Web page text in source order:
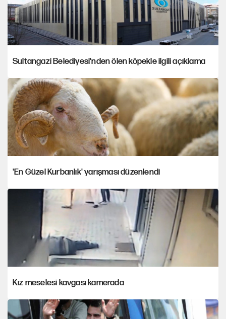
Sultangazi Belediyesi'nden ölen köpekle ilgili açıklama
'En Güzel Kurbanlık' yarışması düzenlendi
Kız meselesi kavgası kamerada